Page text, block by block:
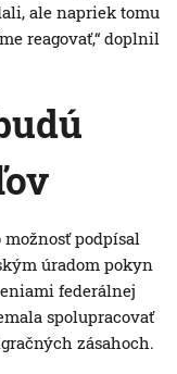
ale napriek tomu
reagovať,“ doplnil
podpísal
úradom pokyn
federálnej
spolupracovať
zásahoch.